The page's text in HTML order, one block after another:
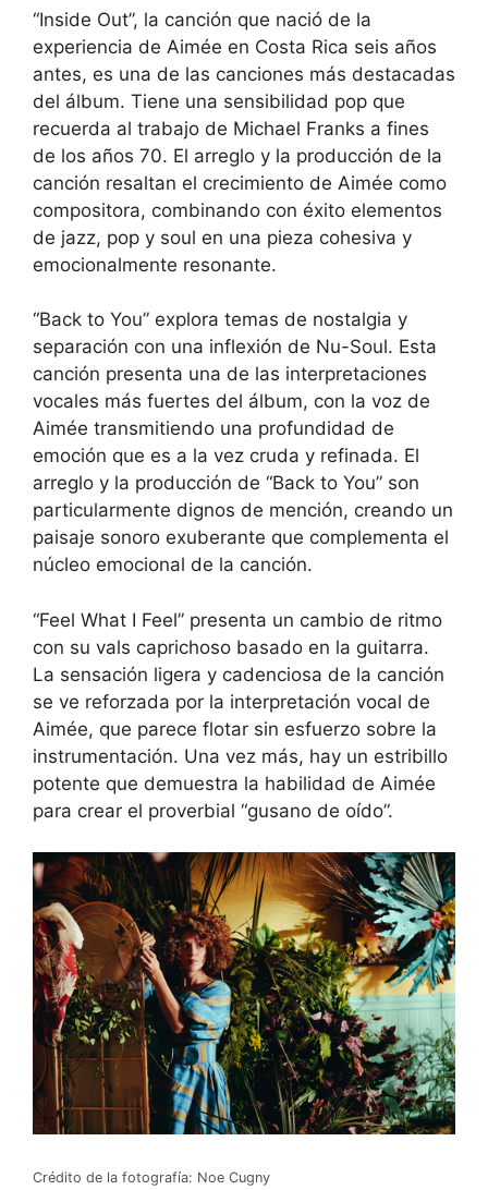
“Inside Out”, la canción que nació de la
experiencia de Aimée en Costa Rica seis años
antes, es una de las canciones más destacadas
del álbum. Tiene una sensibilidad pop que
recuerda al trabajo de Michael Franks a fines
de los años 70. El arreglo y la producción de la
canción resaltan el crecimiento de Aimée como
compositora, combinando con éxito elementos
de jazz, pop y soul en una pieza cohesiva y
emocionalmente resonante.
“Back to You” explora temas de nostalgia y
separación con una inflexión de Nu-Soul. Esta
canción presenta una de las interpretaciones
vocales más fuertes del álbum, con la voz de
Aimée transmitiendo una profundidad de
emoción que es a la vez cruda y refinada. El
arreglo y la producción de “Back to You” son
particularmente dignos de mención, creando un
paisaje sonoro exuberante que complementa el
núcleo emocional de la canción.
“Feel What I Feel” presenta un cambio de ritmo
con su vals caprichoso basado en la guitarra.
La sensación ligera y cadenciosa de la canción
se ve reforzada por la interpretación vocal de
Aimée, que parece flotar sin esfuerzo sobre la
instrumentación. Una vez más, hay un estribillo
potente que demuestra la habilidad de Aimée
para crear el proverbial “gusano de oído”.
Crédito de la fotografía: Noe Cugny